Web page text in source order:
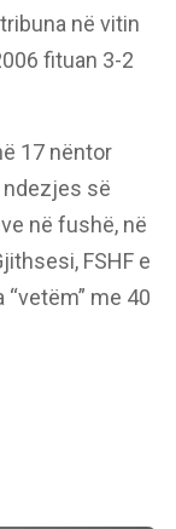
në vitin
fituan 3-2
17 nëntor
ndezjes së
në fushë, në
FSHF e
me 40